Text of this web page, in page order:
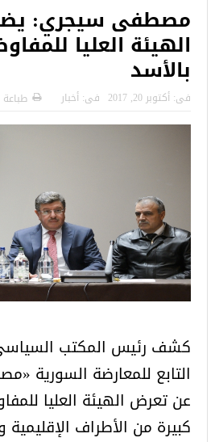
مصطفى سيجري:
الهيئة العليا
بالأسد
فى: أكتوبر 20, 2017 فى: أخبار طباعة
كشف رئيس المكتب
التابع للمعارضة السورية
عن تعرض الهيئة العليا
كبيرة من الأطراف الإقليمية